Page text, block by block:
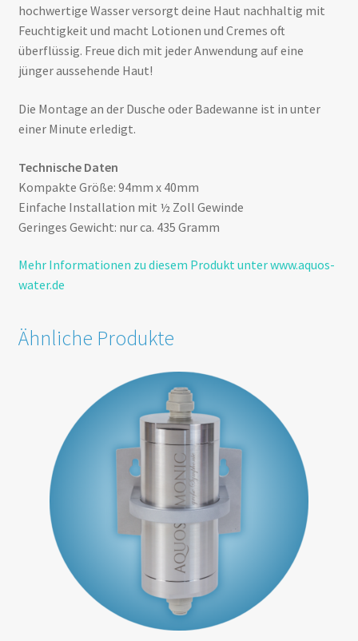
hochwertige Wasser versorgt deine Haut nachhaltig mit
Feuchtigkeit und macht Lotionen und Cremes oft
überflüssig. Freue dich mit jeder Anwendung auf eine
jünger aussehende Haut!
Die Montage an der Dusche oder Badewanne ist in unter
einer Minute erledigt.
Technische Daten
Kompakte Größe: 94mm x 40mm
Einfache Installation mit ½ Zoll Gewinde
Geringes Gewicht: nur ca. 435 Gramm
Mehr Informationen zu diesem Produkt unter www.aquos-
water.de
Ähnliche Produkte